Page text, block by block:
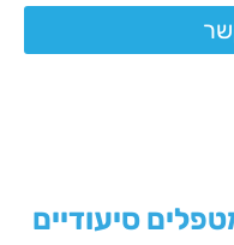
סיעודיים